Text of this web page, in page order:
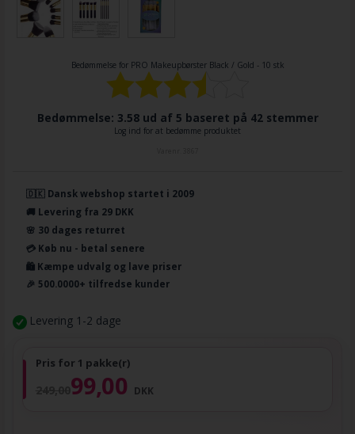
Bedømmelse for PRO Makeupbørster Black / Gold - 10 stk
Bedømmelse: 3.58 ud af 5 baseret på 42stemmer
Log ind for at bedømme produktet
🇩🇰 Dansk webshop startet i 2009
🚚 Levering fra 29 DKK
🌸 30 dages returret
💳 Køb nu - betal senere
🛍️ Kæmpe udvalg og lave priser
🎉 500.0000+ tilfredse kunder
Levering 1-2 dage
Pris for 1 pakke(r)
99,00 DKK